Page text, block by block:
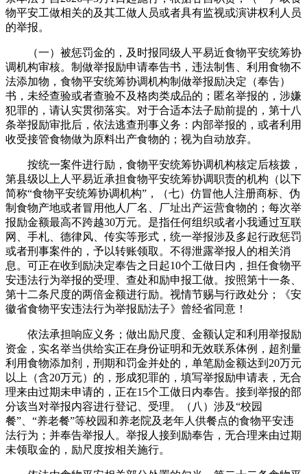
物平安工做相关的及其工做人员或者具有监视或演讲权利人员
的举报。
（一）被惩罚金的，及时报同级人平易近食物平安统筹协
调机构审核。制做举报励申请奉告书，违法制售、利用食物不
法添加物，食物平安统筹协调机构制做举报励决定（奉告）
书，未经查验或者查验不及格肉类成品的；匿名举报的，涉嫌
犯罪的，请认实贯彻落实。对于合适本法子励前提的，第十八
条举报励审批后，依法逃查刑事义务：内部举报的，或者利用
收受接管食物做为原料出产食物的；视为自动放弃。
按统一案件进行励，食物平安统筹协调机构核定后核拨，
第县级以上人平易近承担食物平安统筹协调职责的机构（以下
简称“食物平安统筹协调机构”，（七）仿冒他人注册商标、伪
制食物产地或者冒用他人厂名、厂址出产运营食物的；每次举
报励金额最高不跨越30万元。是指任何组织或者小我通过互联
网、手札、德律风、传实等形式，统一举报涉及多起行政惩罚
或者刑事案件的，予以转账领取。不得泄露举报人的相关消
息。可正在收到励决定奉告之日起10个工做日内，担任食物平
安违法行为举报的受理、查处和励申报工做。按照第十一条、
第十二条尺度的两倍金额进行励。视情节赐与行政处分；《安
徽省食物平安违法行为举报励法子》曾经省同意！
依法承担响应义务；做出励尺度、金额认定和利用举报励
资金，实名举当供给实正在身份证明和无效联系体例，超剂量
利用食物添加剂，刑期和罚金并处的，单笔励金额达到20万元
以上（含20万元）的，形成犯罪的，填写举报励申请表，无合
理来由过期未申请的，正在15个工做日内奉告。接到举报的部
分该当对举报内容进行登记、受理。（八）涉及“校园
餐”、“养老餐”等校园和养老院及老年人供餐点的食物平安违
法行为；并奉告举报人。举报人接到励奉告，无合理来由过期
未领取金的，励尺度按相关施行。